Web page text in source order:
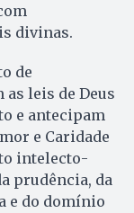
divinas.
de
leis de Deus
e antecipam
e Caridade
intelecto-
prudência, da
e do domínio